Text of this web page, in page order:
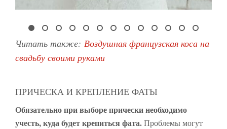
Читать также: Воздушная французская коса на
свадьбу своими руками
ПРИЧЕСКА И КРЕПЛЕНИЕ ФАТЫ
Обязательно при выборе прически необходимо
учесть, куда будет крепиться фата.Проблемы могут